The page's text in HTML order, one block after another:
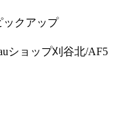
ックアップ
ショップ刈谷北/AF5